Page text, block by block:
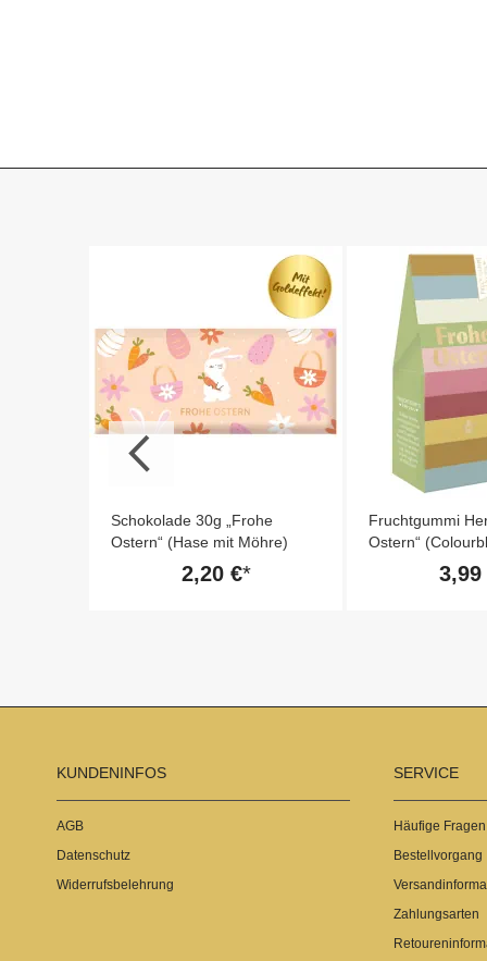
Schokolade 30g „Frohe
Ostern“ (Hase mit Möhre)
2,20 €
Fruchtgummi
Ostern“
3,99
KUNDENINFOS
AGB
Datenschutz
Widerrufsbelehrung
SERVICE
Häufige Fragen
Bestellvorgang
Zahlungsarten